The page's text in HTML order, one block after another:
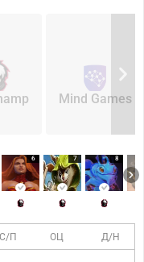
Mind Games
6 7 8
П ОЦ Д/Н